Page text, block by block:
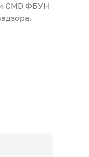
CMD ФБУН